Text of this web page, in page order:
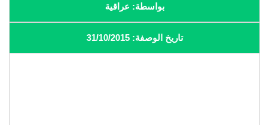
بواسطة: عراقية
تاريخ الوصفة: 31/10/2015